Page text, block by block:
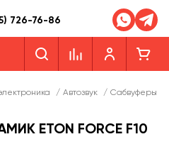
726-76-86
/ Автозвук / Сабвуферы
ETON FORCE F10